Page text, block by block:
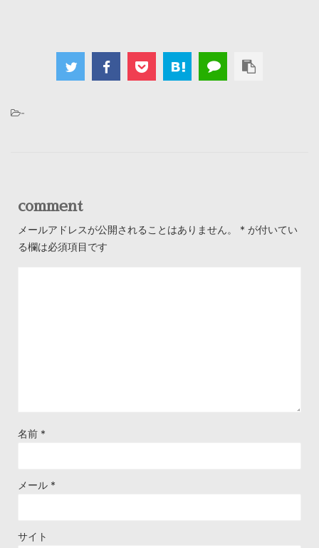
-
comment
メールアドレスが公開されることはありません。 * が付いてい
る欄は必須項目です
名前 *
メール *
サイト